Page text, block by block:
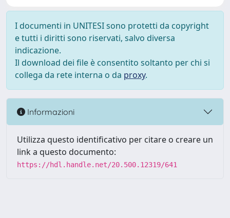
I documenti in UNITESI sono protetti da copyright
e tutti i diritti sono riservati, salvo diversa
indicazione.
Il download dei file è consentito soltanto per chi si
collega da rete interna o da proxy.
Informazioni
Utilizza questo identificativo per citare o creare un
link a questo documento:
https://hdl.handle.net/20.500.12319/641